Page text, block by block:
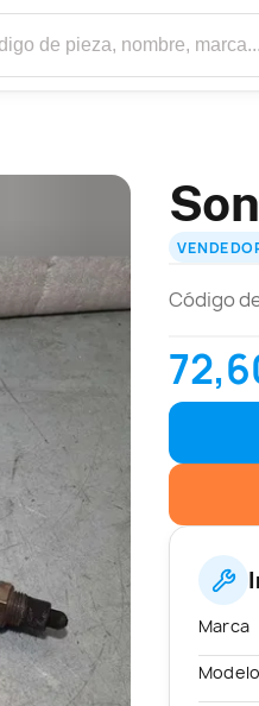
Código
Marca
Modelo